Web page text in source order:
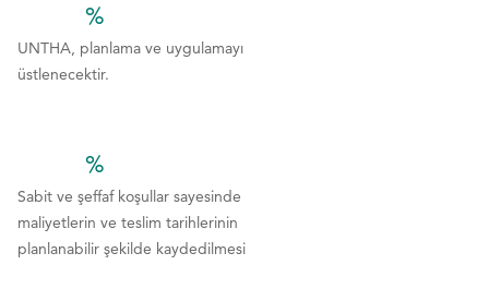
4
5
8
9
4
5
8
9
11
4
5
6
1
5
6
%
UNTHA, planlama ve uygulamayı
üstlenecektir.
11
2
1
2
%
Sabit ve şeffaf koşullar sayesinde
maliyetlerin ve teslim tarihlerinin
planlanabilir şekilde kaydedilmesi